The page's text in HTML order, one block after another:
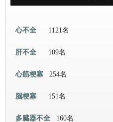
心不全 1121名
肝不全 109名
心筋梗塞 254名
脳梗塞 151名
多臓器不全 160名